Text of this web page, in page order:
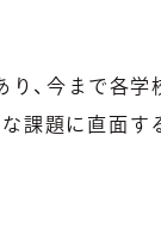
、今まで各学
課題に直面す